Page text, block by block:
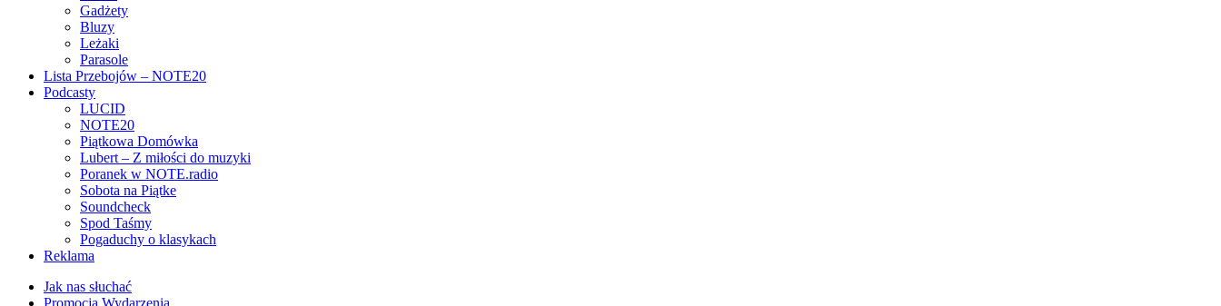
Gadżety
Bluzy
Leżaki
Parasole
Lista Przebojów – NOTE20
Podcasty
LUCID
NOTE20
Piątkowa Domówka
Lubert – Z miłości do muzyki
Poranek w NOTE.radio
Sobota na Piątke
Soundcheck
Spod Taśmy
Pogaduchy o klasykach
Reklama
Jak nas słuchać